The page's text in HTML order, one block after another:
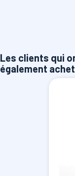
Les clients qui
également